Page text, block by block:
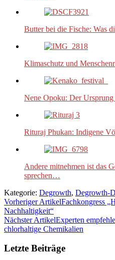
Butter bei die Fische: Was
Klimaschutz und
Nene Opoku: Der
Rituraj Phukan: Indigene
Andere mitnehmen ist das
sprechen…
Kategorie: Degrowth, Degrowth-
Vorheriger ArtikelFachkongress
Nachhaltigkeit“
Nächster ArtikelExperten
chlorhaltige Chemikalien
Letzte Beiträge